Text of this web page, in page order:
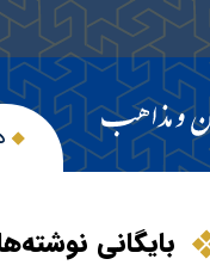
بایگانی